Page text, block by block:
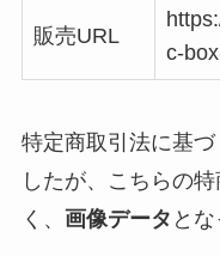
販売URL
c-
特定商取引法に基
したが、こちらの
く、 画像データ とな